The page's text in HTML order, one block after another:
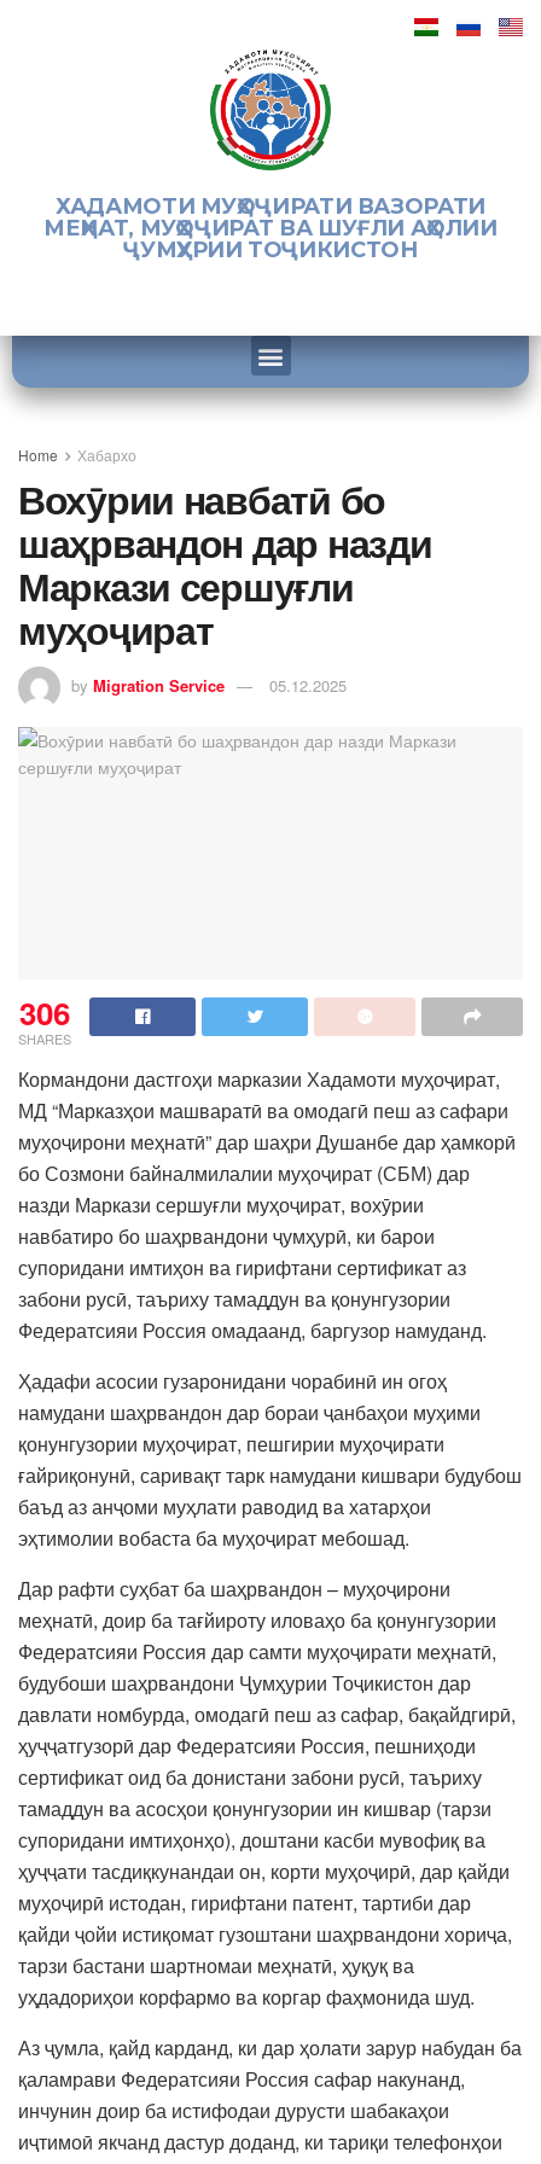
ХАДАМОТИ МУҲОҶИРАТИ ВАЗОРАТИ
МЕҲНАТ, МУҲОҶИРАТ ВА ШУҒЛИ АҲОЛИИ
ҶУМҲУРИИ ТОҶИКИСТОН
Home Хабархо
Вохӯрии навбатӣ бо
шаҳрвандон дар назди
Маркази сершуғли
муҳоҷират
by Migration Service 05.12.2025
306
SHARES
Кормандони дастгоҳи марказии Хадамоти муҳоҷират,
МД “Марказҳои машваратӣ ва омодагӣ пеш аз сафари
муҳоҷирони меҳнатӣ” дар шаҳри Душанбе дар ҳамкорӣ
бо Созмони байналмилалии муҳоҷират (СБМ) дар
назди Маркази сершуғли муҳоҷират, вохӯрии
навбатиро бо шаҳрвандони ҷумҳурӣ, ки барои
супоридани имтиҳон ва гирифтани сертификат аз
забони русӣ, таъриху тамаддун ва қонунгузории
Федератсияи Россия омадаанд, баргузор намуданд.
Ҳадафи асосии гузаронидани чорабинӣ ин огоҳ
намудани шаҳрвандон дар бораи ҷанбаҳои муҳими
қонунгузории муҳоҷират, пешгирии муҳоҷирати
ғайриқонунӣ, саривақт тарк намудани кишвари будубош
баъд аз анҷоми муҳлати раводид ва хатарҳои
эҳтимолии вобаста ба муҳоҷират мебошад.
Дар рафти суҳбат ба шаҳрвандон – муҳоҷирони
меҳнатӣ, доир ба тағйироту иловаҳо ба қонунгузории
Федератсияи Россия дар самти муҳоҷирати меҳнатӣ,
будубоши шаҳрвандони Ҷумҳурии Тоҷикистон дар
давлати номбурда, омодагӣ пеш аз сафар, бақайдгирӣ,
ҳуҷҷатгузорӣ дар Федератсияи Россия, пешниҳоди
сертификат оид ба донистани забони русӣ, таъриху
тамаддун ва асосҳои қонунгузории ин кишвар (тарзи
супоридани имтиҳонҳо), доштани касби мувофиқ ва
ҳуҷҷати тасдиқкунандаи он, корти муҳоҷирӣ, дар қайди
муҳоҷирӣ истодан, гирифтани патент, тартиби дар
қайди ҷойи истиқомат гузоштани шаҳрвандони хориҷа,
тарзи бастани шартномаи меҳнатӣ, ҳуқуқ ва
уҳдадориҳои корфармо ва коргар фаҳмонида шуд.
Аз ҷумла, қайд карданд, ки дар ҳолати зарур набудан ба
қаламрави Федератсияи Россия сафар накунанд,
инчунин доир ба истифодаи дурусти шабакаҳои
иҷтимоӣ якчанд дастур доданд, ки тариқи телефонҳои